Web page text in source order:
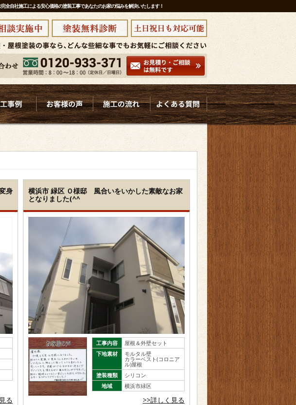
自社施工による安心価格の塗装工事であなたのお家の悩みを解決いたします！
身
る
横浜市 緑区 Ｏ様邸 風合いをいかした素敵なお家
となりました(^^
工事内容
屋根＆外壁セット
下地素材
モルタル壁
カラーベスト(コロニア
ル)屋根
塗装種類
シリコン
地域
横浜市緑区
>>詳しく見る